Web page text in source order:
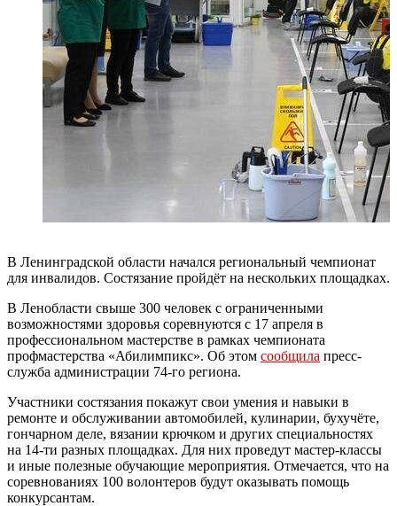
В Ленинградской области начался региональный чемпионат
для инвалидов. Состязание пройдёт на нескольких площадках.
В Ленобласти свыше 300 человек с ограниченными
возможностями здоровья соревнуются с 17 апреля в
профессиональном мастерстве в рамках чемпионата
профмастерства «Абилимпикс». Об этом сообщила пресс-
служба администрации 74-го региона.
Участники состязания покажут свои умения и навыки в
ремонте и обслуживании автомобилей, кулинарии, бухучёте,
гончарном деле, вязании крючком и других специальностях
на 14-ти разных площадках. Для них проведут мастер-классы
и иные полезные обучающие мероприятия. Отмечается, что на
соревнованиях 100 волонтеров будут оказывать помощь
конкурсантам.